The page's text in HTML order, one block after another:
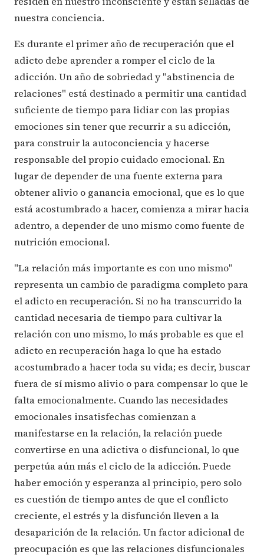
nuestra conciencia.
Es durante el primer año de recuperación que el
adicto debe aprender a romper el ciclo de la
adicción. Un año de sobriedad y "abstinencia de
relaciones" está destinado a permitir una cantidad
suficiente de tiempo para lidiar con las propias
emociones sin tener que recurrir a su adicción,
para construir la autoconciencia y hacerse
responsable del propio cuidado emocional. En
lugar de depender de una fuente externa para
obtener alivio o ganancia emocional, que es lo que
está acostumbrado a hacer, comienza a mirar hacia
adentro, a depender de uno mismo como fuente de
nutrición emocional.
"La relación más importante es con uno mismo"
representa un cambio de paradigma completo para
el adicto en recuperación. Si no ha transcurrido la
cantidad necesaria de tiempo para cultivar la
relación con uno mismo, lo más probable es que el
adicto en recuperación haga lo que ha estado
acostumbrado a hacer toda su vida; es decir, buscar
fuera de sí mismo alivio o para compensar lo que le
falta emocionalmente. Cuando las necesidades
emocionales insatisfechas comienzan a
manifestarse en la relación, la relación puede
convertirse en una adictiva o disfuncional, lo que
perpetúa aún más el ciclo de la adicción. Puede
haber emoción y esperanza al principio, pero solo
es cuestión de tiempo antes de que el conflicto
creciente, el estrés y la disfunción lleven a la
desaparición de la relación. Un factor adicional de
preocupación es que las relaciones disfuncionales